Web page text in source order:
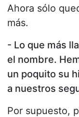
Ahora sólo
más.
- Lo que más
el nombre.
un poquito su
a nuestros
Por supuesto,